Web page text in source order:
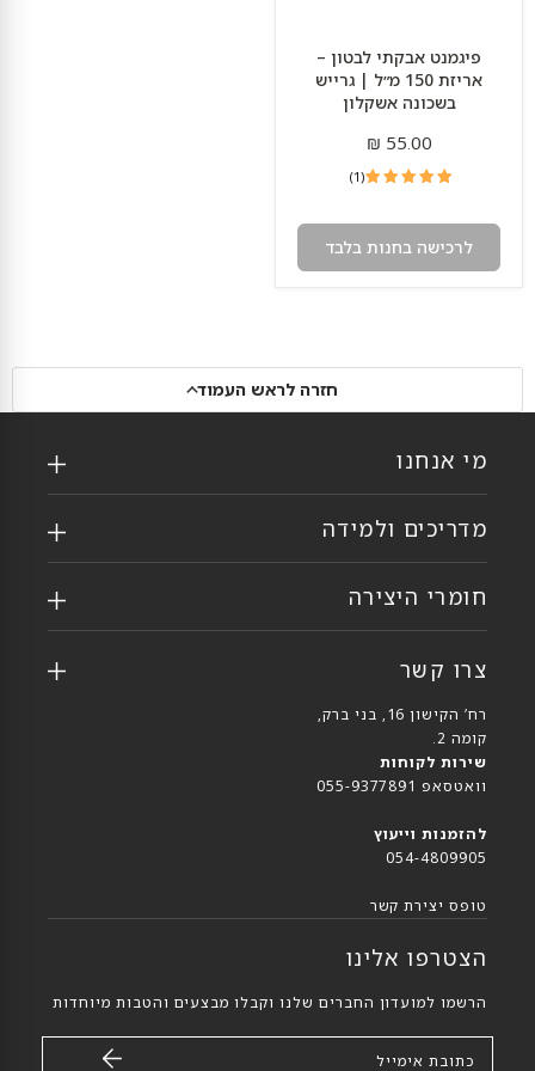
פיגמנט אבקתי לבטון –
אריזת 150 מ״ל | גרייש
בשכונה אשקלון
55.00 ₪
(1)
לרכישה בחנות בלבד
חזרה לראש העמוד
מי אנחנו
מדריכים ולמידה
חומרי היצירה
צרו קשר
רח’ הקישון 16, בני ברק,
קומה 2.
שירות לקוחות
וואטסאפ 055-9377891
להזמנות וייעוץ
054-4809905
טופס יצירת קשר
הצטרפו אלינו
הרשמו למועדון החברים שלנו וקבלו מבצעים והטבות מיוחדות
כתובת אימייל